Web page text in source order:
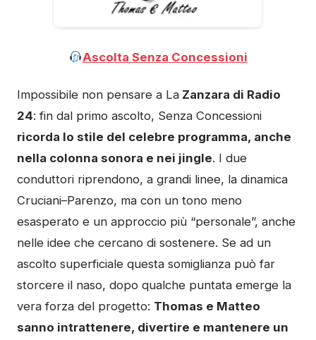
Ascolta Senza Concessioni
Impossibile non pensare a La Zanzara di Radio
24: fin dal primo ascolto, Senza Concessioni
ricorda lo stile del celebre programma, anche
nella colonna sonora e nei jingle. I due
conduttori riprendono, a grandi linee, la dinamica
Cruciani–Parenzo, ma con un tono meno
esasperato e un approccio più “personale”, anche
nelle idee che cercano di sostenere. Se ad un
ascolto superficiale questa somiglianza può far
storcere il naso, dopo qualche puntata emerge la
vera forza del progetto: Thomas e Matteo
sanno intrattenere, divertire e mantenere un